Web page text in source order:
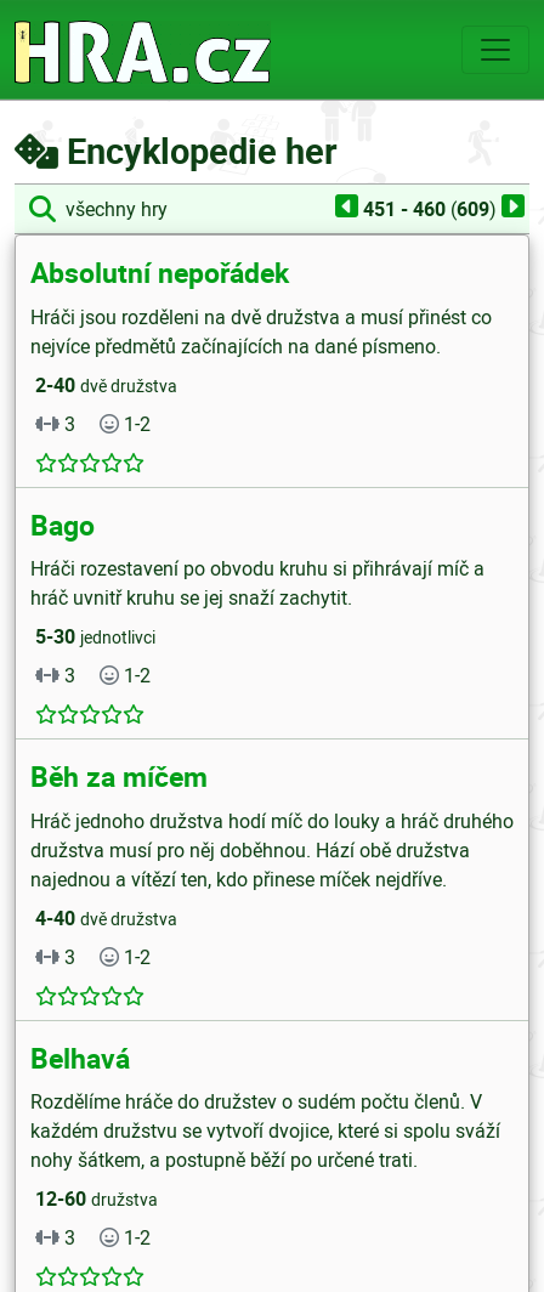
Encyklopedie her
všechny hry 451 - 460 (609)
Absolutní nepořádek
Hráči jsou rozděleni na dvě družstva a musí přinést co
nejvíce předmětů začínajících na dané písmeno.
2-40 dvě družstva
3 1-2
Bago
Hráči rozestavení po obvodu kruhu si přihrávají míč a
hráč uvnitř kruhu se jej snaží zachytit.
5-30 jednotlivci
3 1-2
Běh za míčem
Hráč jednoho družstva hodí míč do louky a hráč druhého
družstva musí pro něj doběhnou. Hází obě družstva
najednou a vítězí ten, kdo přinese míček nejdříve.
4-40 dvě družstva
3 1-2
Belhavá
Rozdělíme hráče do družstev o sudém počtu členů. V
každém družstvu se vytvoří dvojice, které si spolu sváží
nohy šátkem, a postupně běží po určené trati.
12-60 družstva
3 1-2